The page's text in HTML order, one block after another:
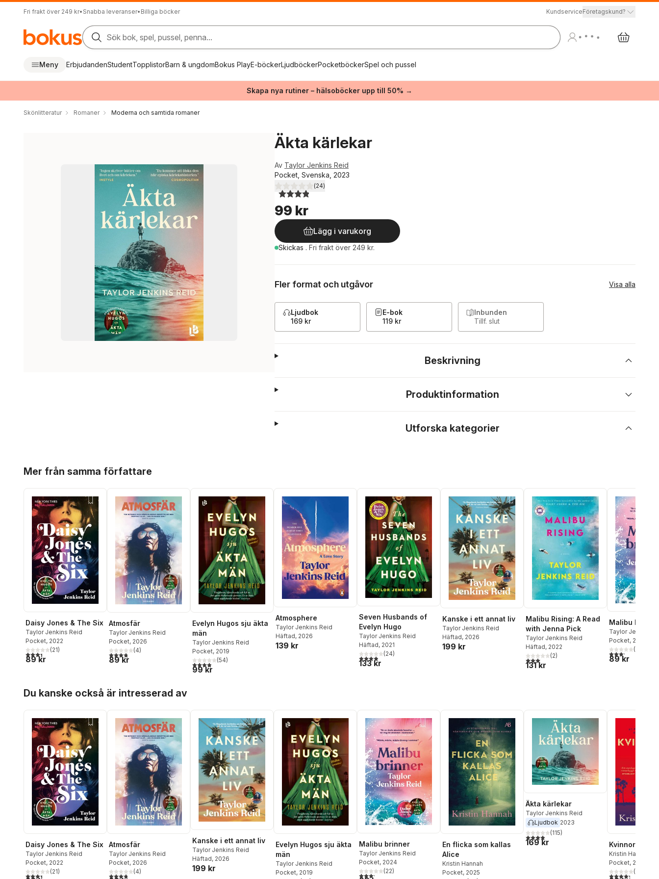
Fri frakt över 249 kr• Snabba leveranser• Billiga böcker KundserviceFöretagskund?
Sök bok, spel, pussel, penna...
Meny ErbjudandenStudentTopplistorBarn & ungdomBokus PlayE-böckerLjudböckerPocketböckerSpel och pussel
Skapa nya rutiner – hälsoböcker upp till 50% →
Skönlitteratur Romaner Moderna och samtida romaner
Äkta kärlekar
Av Taylor Jenkins Reid
Pocket, Svenska, 2023
3,9utav 5 stjärnor. Totalt antal röster:
(24)
99 kr
Lägg i varukorg
Skickas . Fri frakt över 249 kr.
Fler format och utgåvor Visa alla
Ljudbok
169 kr
E-bok
119 kr
Inbunden
Tillf. slut
Beskrivning
Produktinformation
Utforska kategorier
Mer från samma författare
Daisy Jones & The Six
Taylor Jenkins Reid
Pocket, 2022
3,4utav 5 stjärnor. Totalt antal röster:
(21)
89 kr
Atmosfär
Taylor Jenkins Reid
Pocket, 2026
3,8utav 5 stjärnor. Totalt antal röster:
(4)
89 kr
Evelyn Hugos sju äkta
män
Taylor Jenkins Reid
Pocket, 2019
3,9utav 5 stjärnor. Totalt antal röster:
(54)
99 kr
Atmosphere
Taylor Jenkins Reid
Häftad, 2026
139 kr
Seven Husbands of
Evelyn Hugo
Taylor Jenkins Reid
Häftad, 2021
3,9utav 5 stjärnor. Totalt antal röster:
(24)
133 kr
Kanske i ett annat liv
Taylor Jenkins Reid
Häftad, 2026
199 kr
Malibu Rising: A Read
with Jenna Pick
Taylor Jenkins Reid
Häftad, 2022
3,0utav 5 stjärnor. Totalt antal röster:
(2)
131 kr
Malibu
Taylor Jenkins
Pocket, 2024
3,2utav 5(
89 kr
Du kanske också är intresserad av
Daisy Jones & The Six
Taylor Jenkins Reid
Pocket, 2022
3,4utav 5 stjärnor. Totalt antal röster:
(21)
Atmosfär
Taylor Jenkins Reid
Pocket, 2026
3,8utav 5 stjärnor. Totalt antal röster:
(4)
Kanske i ett annat liv
Taylor Jenkins Reid
Häftad, 2026
199 kr
Evelyn Hugos sju äkta
män
Taylor Jenkins Reid
Pocket, 2019
Malibu brinner
Taylor Jenkins Reid
Pocket, 2024
3,2utav 5 stjärnor. Totalt antal röster:
(22)
En flicka som kallas
Alice
Kristin Hannah
Pocket, 2025
Äkta kärlekar
Taylor Jenkins Reid
Ljudbok 2023
3,9utav 5 stjärnor. Totalt antal röster:
(115)
169 kr Kvinnorna
Kristin Hannah
Pocket, 2025
4,3utav 5(